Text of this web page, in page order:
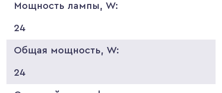
Мощность лампы, W:
24
Общая мощность, W:
24